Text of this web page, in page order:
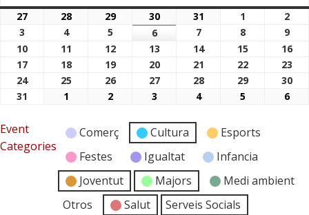
Dilluns
27 27/07/2026
28 28/07/2026
2929/07/2026
30 30/07/2026
31 31/07/2026
1 01/08/2026
2
3
03/08/2026
404/08/2026
5 05/08/2026
606/08/2026
7 07/08/2026
8 08/08/2026
9
10 10/08/2026
11 11/08/2026
12 12/08/2026
13 13/08/2026
1414/08/2026
15 15/08/2026
16
17 17/08/2026
18 18/08/2026
19 19/08/2026
20 20/08/2026
21 21/08/2026
22 22/08/2026
23
24 24/08/2026
25 25/08/2026
26 26/08/2026
27 27/08/2026
28 28/08/2026
29 29/08/2026
30
31
31/08/2026
1 01/09/2026
2 02/09/2026
3 03/09/2026
404/09/2026
5 05/09/2026
606/
Event
Categories
Comerç Cultura
Esports
Festes
Igualtat
Infancia
Joventut
Majors
Medi ambient
Otros
Salut
Serveis Socials